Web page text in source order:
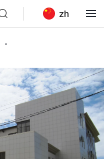
zh